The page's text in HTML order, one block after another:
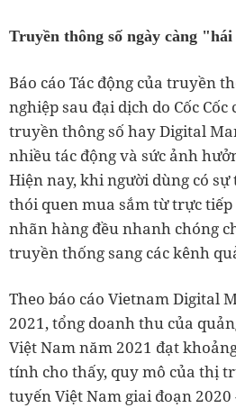
Truyền thông số ngày càng
Báo cáo Tác động của truyền
nghiệp sau đại dịch do Cốc
truyền thông số hay Digital
nhiều tác động và sức ảnh
Hiện nay, khi người dùng có
thói quen mua sắm từ trực
nhãn hàng đều nhanh chóng
truyền thống sang các kênh
Theo báo cáo Vietnam Digital
2021, tổng doanh thu của
Việt Nam năm 2021 đạt
tính cho thấy, quy mô của thị
tuyến Việt Nam giai đoạn 2020